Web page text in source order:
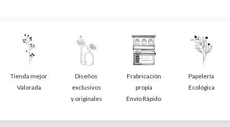
Tienda mejor
Valorada
Diseños
exclusivos
y originales
Frabricación
propia
Envío Rápido
Papelería
Ecológica